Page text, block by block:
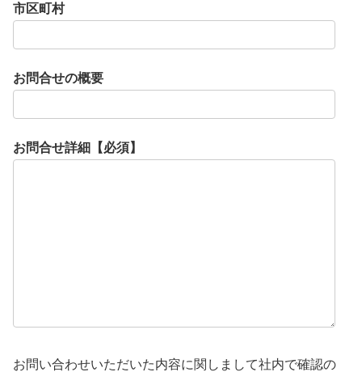
市区町村
お問合せの概要
お問合せ詳細【必須】
お問い合わせいただいた内容に関しまして社内で確認の